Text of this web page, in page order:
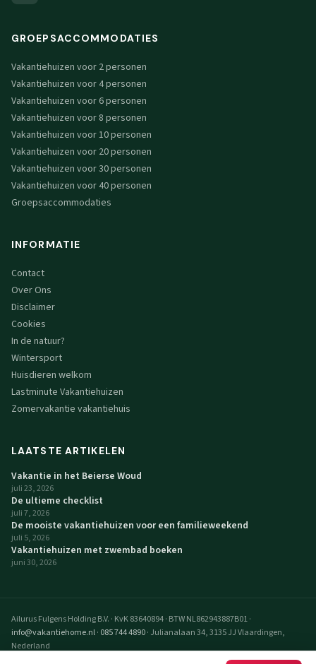
GROEPSACCOMMODATIES
Vakantiehuizen voor 2 personen
Vakantiehuizen voor 4 personen
Vakantiehuizen voor 6 personen
Vakantiehuizen voor 8 personen
Vakantiehuizen voor 10 personen
Vakantiehuizen voor 20 personen
Vakantiehuizen voor 30 personen
Vakantiehuizen voor 40 personen
Groepsaccommodaties
INFORMATIE
Contact
Over Ons
Disclaimer
Cookies
In de natuur?
Wintersport
Huisdieren welkom
Lastminute Vakantiehuizen
Zomervakantie vakantiehuis
LAATSTE ARTIKELEN
Vakantie in het Beierse Woud
juli 23, 2026
De ultieme checklist
juli 7, 2026
De mooiste vakantiehuizen voor een familieweekend
juli 5, 2026
Vakantiehuizen met zwembad boeken
juni 30, 2026
Ailurus Fulgens Holding B.V. · KvK 83640894· BTW NL862943887B01·
info@vakantiehome.nl· 085 744 4890· Julianalaan 34, 3135 JJ Vlaardingen,
Nederland